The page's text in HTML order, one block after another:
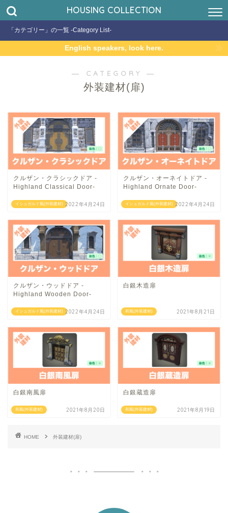
HOUSING COLLECTION
「カテゴリー」の一覧 -Category List-
English speakers, look here.
― CATEGORY ―
外装建材(扉)
イシュガルド風(外装建材)
クルザン・クラシックドア -
Highland Classical Door-
2022年4月24日 イシュガルド風(外装建材)
クルザン・オーネイトドア -
Highland Ornate Door-
2022年4月24日
イシュガルド風(外装建材)
クルザン・ウッドドア -
Highland Wooden Door-
2022年4月24日 和風(外装建材)
白銀木造扉
2021年8月21日
和風(外装建材)
白銀南風扉
2021年8月20日 和風(外装建材)
白銀蔵造扉
2021年8月19日
HOME 外装建材(扉)